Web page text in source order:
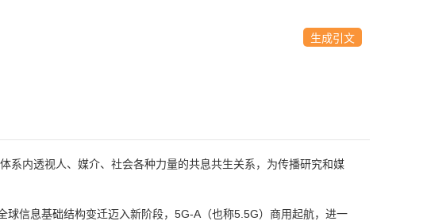
生成引文
系内透视人、媒介、社会各种力量的共息共生关系，为传播研究和媒
信息基础结构变迁迈入新阶段，5G-A（也称5.5G）商用起航，进一